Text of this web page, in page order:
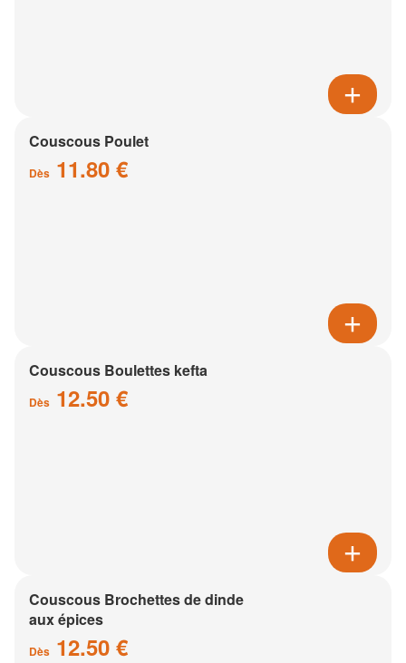
Couscous Poulet
Dès 11.80 €
Couscous Boulettes kefta
Dès 12.50 €
Couscous Brochettes de dinde
aux épices
Dès 12.50 €